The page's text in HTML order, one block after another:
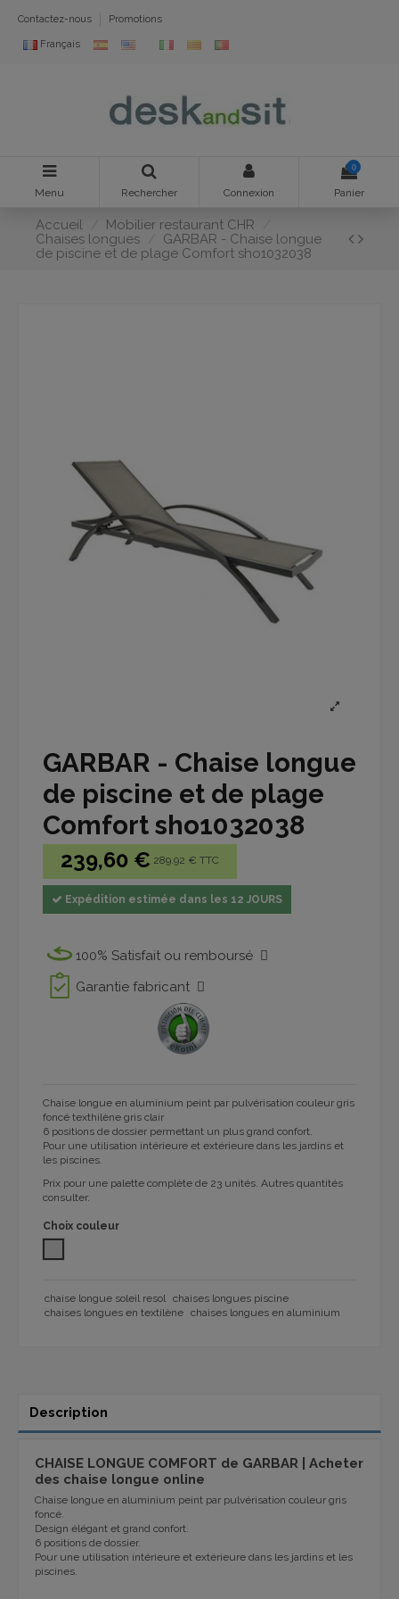
Contactez-nous Promotions
Français
Menu Rechercher Connexion
0
Panier
Accueil
Mobilier restaurant CHR
Chaises longues
GARBAR - Chaise longue
de piscine et de plage Comfort sho1032038
GARBAR - Chaise longue
de piscine et de plage
Comfort sho1032038
239,60 € 289.92 € TTC
Expédition estimée dans les 12 JOURS
100% Satisfait ou remboursé
Garantie fabricant
Chaise longue en aluminium peint par pulvérisation couleur gris
foncé texthilène gris clair
6 positions de dossier permettant un plus grand confort.
Pour une utilisation intérieure et extérieure dans les jardins et
les piscines.
Prix ​​pour une palette complète de 23 unités. Autres quantités
consulter.
Choix couleur
chaise longue soleil resol
chaises longues piscine
chaises longues en textilène chaises longues en aluminium
Description
CHAISE LONGUE COMFORT de GARBAR | Acheter
des chaise longue online
Chaise longue en aluminium peint par pulvérisation couleur gris
foncé.
Design élégant et grand confort.
6 positions de dossier.
Pour une utilisation intérieure et extérieure dans les jardins et les
piscines.